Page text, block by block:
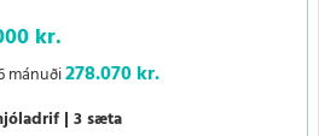
kr.
mánuði278.070 kr.
3 sæta